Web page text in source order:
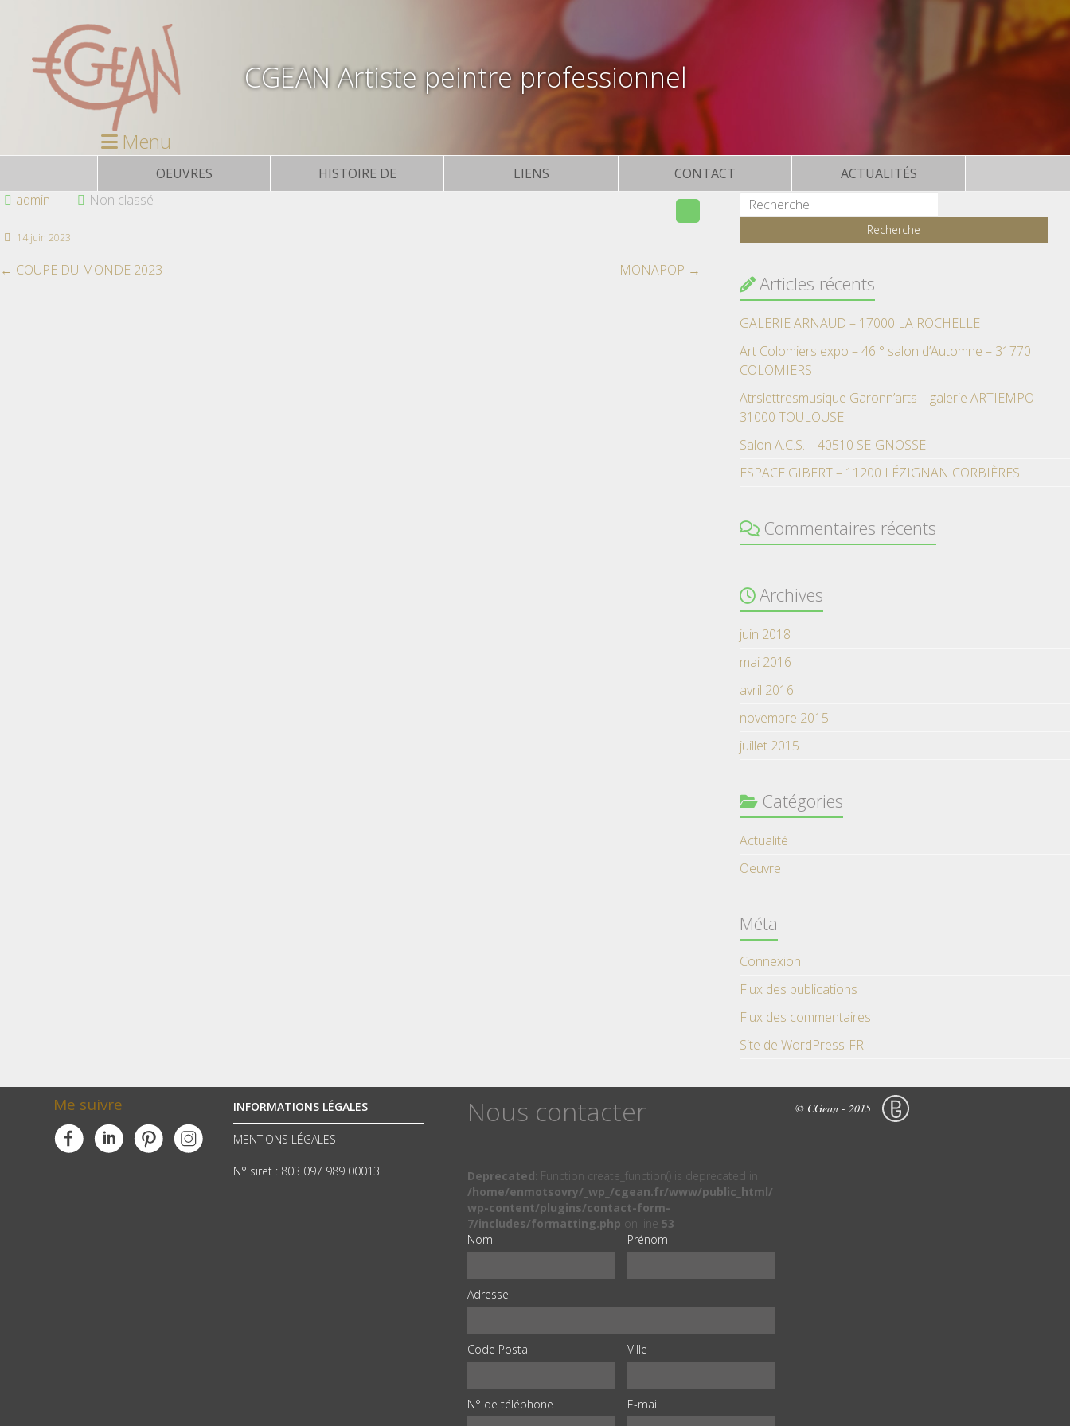
CGEAN Artiste peintre professionnel
Menu
OEUVRES HISTOIRE DE LIENS CONTACT
ACTUALITÉS
admin
Non classé
14 juin 2023
← COUPE DU MONDE 2023 MONAPOP →
Articles récents
GALERIE ARNAUD – 17000 LA ROCHELLE
Art Colomiers expo – 46 ° salon d’Automne – 31770
COLOMIERS
Atrslettresmusique Garonn’arts – galerie ARTIEMPO –
31000 TOULOUSE
Salon A.C.S. – 40510 SEIGNOSSE
ESPACE GIBERT – 11200 LÉZIGNAN CORBIÈRES
Commentaires récents
Archives
juin 2018
mai 2016
avril 2016
novembre 2015
juillet 2015
Catégories
Actualité
Oeuvre
Méta
Connexion
Flux des publications
Flux des commentaires
Site de WordPress-FR
Me suivre INFORMATIONS LÉGALES
MENTIONS LÉGALES
N° siret : 803 097 989 00013
Nous contacter
Deprecated: Function create_function() is deprecated in
/home/enmotsovry/_wp_/cgean.fr/www/public_html/
wp-content/plugins/contact-form-
7/includes/formatting.php on line 53
Nom
Prénom
Adresse
Code Postal Ville
N° de téléphone E-mail
© CGean - 2015